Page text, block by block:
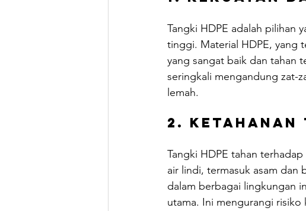
Tangki HDPE adalah pilihan
tinggi. Material HDPE, yang
yang sangat baik dan tahan
seringkali mengandung zat-
lemah.
2.
Tangki HDPE tahan
air lindi, termasuk asam dan
dalam berbagai lingkungan
utama. Ini mengurangi